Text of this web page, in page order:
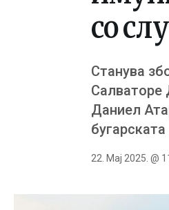
со
Станува
Салваторе
Даниел
22. Мај 2025. @